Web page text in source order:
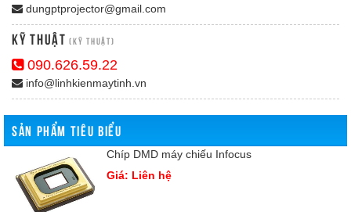
dungptprojector@gmail.com
Kỹ Thuật (Kỹ thuật)
090.626.59.22
info@linhkienmaytinh.vn
SẢN PHẨM TIÊU BIỂU
Chíp DMD máy chiếu Infocus
Giá: Liên hệ